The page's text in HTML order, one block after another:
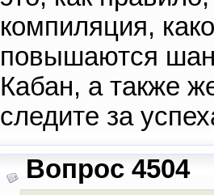
компиляция,
повышаются
Кабан, а также
следите за
Вопрос 4504